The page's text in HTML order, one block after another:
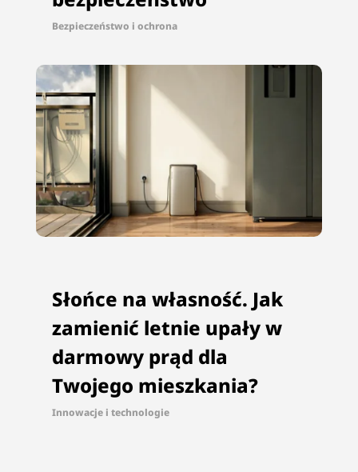
Bezpieczeństwo i ochrona
Słońce na własność. Jak
zamienić letnie upały w
darmowy prąd dla
Twojego mieszkania?
Innowacje i technologie